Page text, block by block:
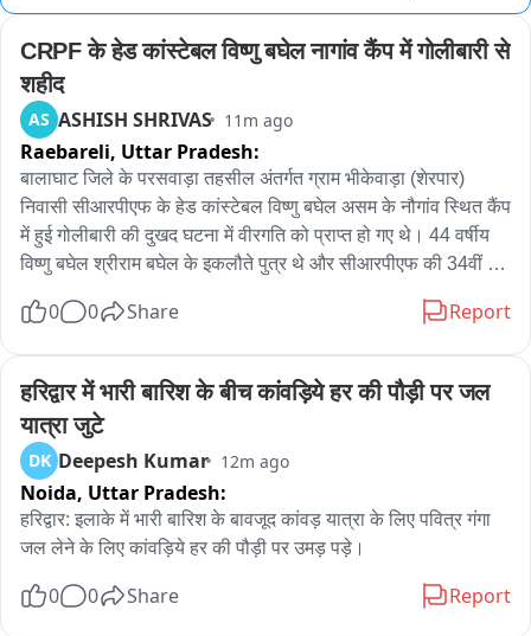
CRPF के हेड कांस्टेबल विष्णु बघेल नागांव कैंप में गोलीबारी से
शहीद
AS ASHISH SHRIVAS 11m ago
Raebareli, Uttar Pradesh:
बालाघाट जिले के परसवाड़ा तहसील अंतर्गत ग्राम भीकेवाड़ा (शेरपार)
निवासी सीआरपीएफ के हेड कांस्टेबल विष्णु बघेल असम के नौगांव स्थित कैंप
में हुई गोलीबारी की दुखद घटना में वीरगति को प्राप्त हो गए थे। 44 वर्षीय
विष्णु बघेल श्रीराम बघेल के इकलौते पुत्र थे और सीआरपीएफ की 34वीं
नौगांव कैंप में गेट गार्ड ड्यूटी पर तैनात ASI बलानी प्रेमावरम ने गार्ड रूम से
इंसास राइफल उठाकर क्वार्टर गार्ड में अचानक फायरिंग शुरू कर दी। इस
दौरान विष्णु बघेल के पेट में गोली लगी। उन्हें तत्काल अस्पताल ले जाया गया,
लेकिन उपचार के दौरान उन्होंने दम तोड़ दिया। घटना के बाद आरोपी ASI
बैरक पहुंचा, जहां उसने फिर गोलीबारी की। इस हमले में SI राम नवल सिंह
यादव की मौके पर ही मौत हो गई, जबकि ASI माने गोबिंद के पैर में गोली
लगने से वे घायल हो गए। बाद में आरोपी ASI ने उसी राइफल से स्वयं को
की लहर दौड़ गई थी। शहीद विष्णु बघेल का तिरंगे में लिपटा पार्थिव शरीर
0 0 Share Report
हरिद्वार में भारी बारिश के बीच कांवड़िये हर की पौड़ी पर जल
यात्रा जुटे
DK Deepesh Kumar 12m ago
Noida, Uttar Pradesh:
हरिद्वार: इलाके में भारी बारिश के बावजूद कांवड़ यात्रा के लिए पवित्र गंगा
जल लेने के लिए कांवड़िये हर की पौड़ी पर उमड़ पड़े।
0 0 Share Report